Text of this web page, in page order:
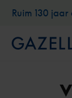
Ruim 130